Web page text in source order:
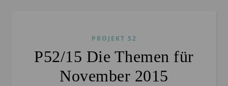
PROJEKT 52
P52/15 Die Themen für
November 2015